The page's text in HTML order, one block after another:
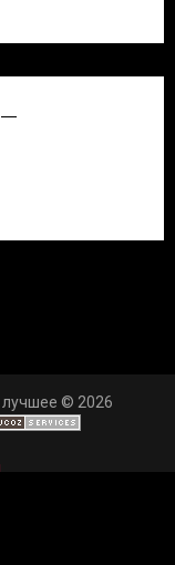
© 2026